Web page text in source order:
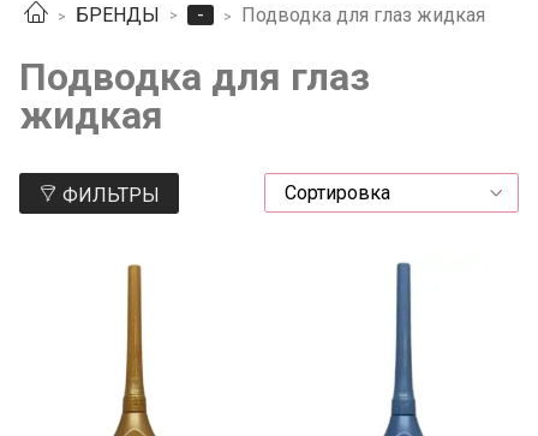
БРЕНДЫ - Подводка для глаз жидкая
Подводка для глаз
жидкая
ФИЛЬТРЫ